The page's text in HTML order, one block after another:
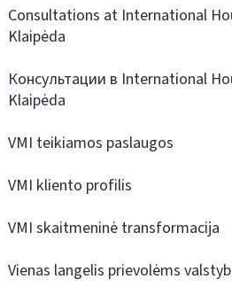
Consultations at International
Klaipėda
Консультации в International
Klaipėda
VMI teikiamos paslaugos
VMI kliento profilis
VMI skaitmeninė transformacija
Vienas langelis prievolėms